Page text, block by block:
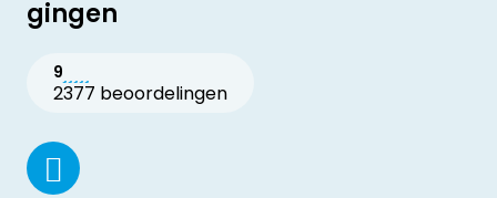
gingen
9
2377 beoordelingen